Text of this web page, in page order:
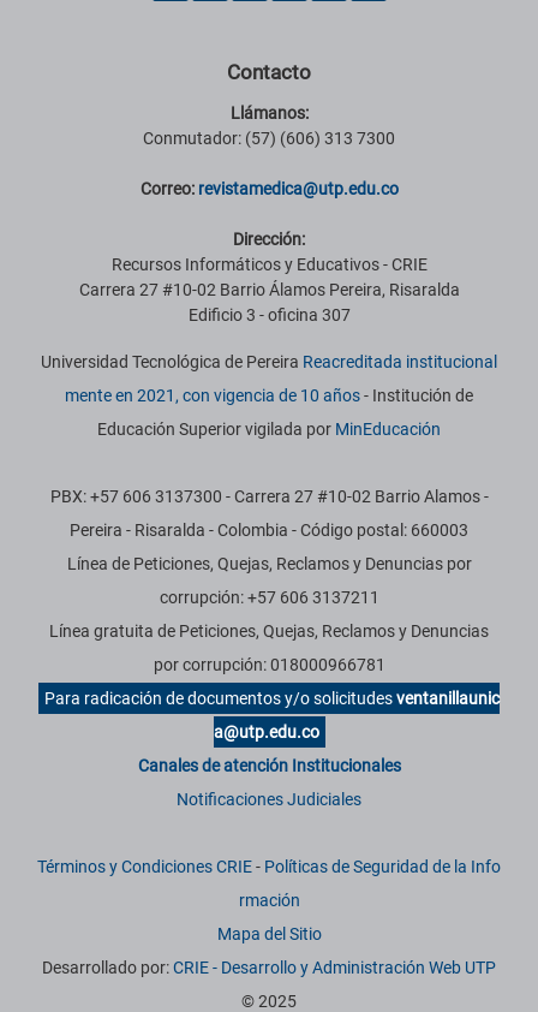
Contacto
Llámanos:
Conmutador: (57) (606) 313 7300
Correo: revistamedica@utp.edu.co
Dirección:
Recursos Informáticos y Educativos - CRIE
Carrera 27 #10-02 Barrio Álamos Pereira, Risaralda
Edificio 3 - oficina 307
Universidad Tecnológica de Pereira Reacreditada institucional
mente en 2021, con vigencia de 10 años- Institución de
Educación Superior vigilada por MinEducación
PBX: +57 606 3137300 - Carrera 27 #10-02 Barrio Alamos -
Pereira - Risaralda - Colombia - Código postal: 660003
Línea de Peticiones, Quejas, Reclamos y Denuncias por
corrupción: +57 606 3137211
Línea gratuita de Peticiones, Quejas, Reclamos y Denuncias
por corrupción: 018000966781
Para radicación de documentos y/o solicitudesventanillaunic
a@utp.edu.co
Canales de atención Institucionales
Notificaciones Judiciales
Términos y Condiciones CRIE- Políticas de Seguridad de la Info
rmación
Mapa del Sitio
Desarrollado por:CRIE - Desarrollo y Administración Web UTP
© 2025